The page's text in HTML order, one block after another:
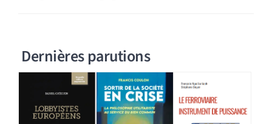
Dernières parutions